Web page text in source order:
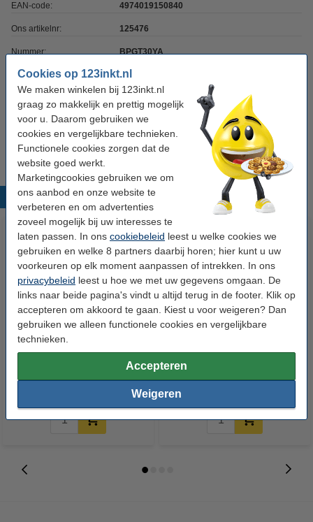
Cookies op 123inkt.nl
We maken winkelen bij 123inkt.nl
graag zo makkelijk en prettig mogelijk
voor u. Daarom gebruiken we
cookies en vergelijkbare technieken.
Functionele cookies zorgen dat de
website goed werkt.
Marketingcookies gebruiken we om
ons aanbod en onze website te
verbeteren en om advertenties
zoveel mogelijk bij uw interesses te
laten passen. In ons cookiebeleid leest u welke cookies we
gebruiken en welke 8 partners daarbij horen; hier kunt u uw
voorkeuren op elk moment aanpassen of intrekken. In ons
privacybeleid leest u hoe we met uw gegevens omgaan. De
links naar beide pagina's vindt u altijd terug in de footer. Klik op
accepteren om akkoord te gaan. Kiest u voor weigeren? Dan
gebruiken we alleen functionele cookies en vergelijkbare
technieken.
Accepteren
Weigeren
EAN-code: 4974019150840
Ons artikelnr: 125476
Nummer: BPGT30YA
Tip: papier meebestellen
123inkt kopieerpapier 1 doos van 2.500 vel A4 -
80 grams FSC® Mix Credit
€ 33,50
Populaire producten
Konica Minolta TN-620M
(A3VX351) toner magenta
€ 124,50 Incl. 21% btw
Sharp BP-GT30BA toner zwart
€ 77,50 Incl. 21% btw